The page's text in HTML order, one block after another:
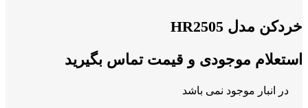
خردکن مدل HR2505
استعلام موجودی و قیمت تماس بگیرید
در انبار موجود نمی باشد